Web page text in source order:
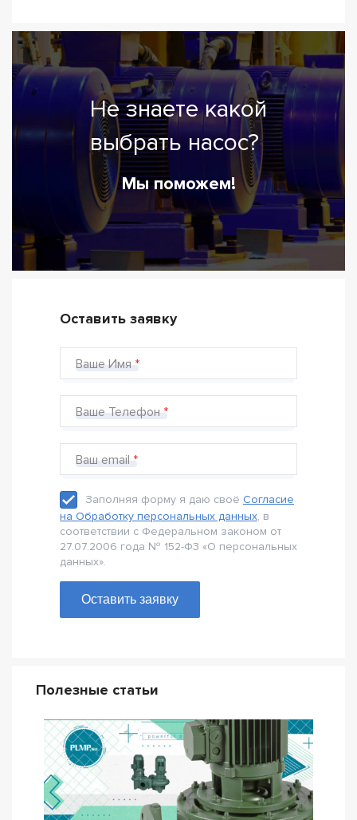
Не знаете какой
выбрать насос?
Мы поможем!
Оставить заявку
Ваше Имя
Ваше Телефон
Ваш email
Заполняя форму я даю своё Согласие
на Обработку персональных данных, в
соответствии с Федеральном законом от
27.07.2006 года № 152-Ф3 «О персональных
данных».
Оставить заявку
Полезные статьи